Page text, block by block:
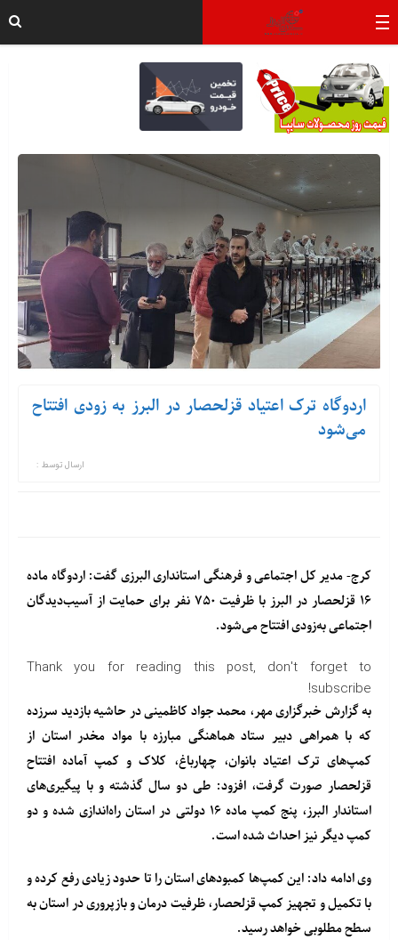
اردوگاه ترک اعتیاد قزلحصار در البرز به زودی افتتاح
می‌شود
ارسال توسط :
کرج- مدیر کل اجتماعی و فرهنگی استانداری البرزی گفت: اردوگاه ماده
۱۶ قزلحصار در البرز با ظرفیت ۷۵۰ نفر برای حمایت از آسیب‌دیدگان
اجتماعی به‌زودی افتتاح می‌شود.
Thank you for reading this post, don't forget to
subscribe!
به گزارش خبرگزاری مهر، محمد جواد کاظمینی در حاشیه بازدید سرزده
که با همراهی دبیر ستاد هماهنگی مبارزه با مواد مخدر استان از
کمپ‌های ترک اعتیاد بانوان، چهارباغ، کلاک و کمپ آماده افتتاح
قزلحصار صورت گرفت، افزود: طی دو سال گذشته و با پیگیری‌های
استاندار البرز، پنج کمپ ماده ۱۶ دولتی در استان راه‌اندازی شده و دو
کمپ دیگر نیز احداث شده است.
وی ادامه داد: این کمپ‌ها کمبودهای استان را تا حدود زیادی رفع کرده و
با تکمیل و تجهیز کمپ قزلحصار، ظرفیت درمان و بازپروری در استان به
سطح مطلوبی خواهد رسید.